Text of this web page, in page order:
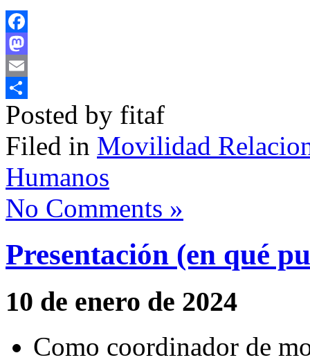
Facebook
Mastodon
Email
Compartir
Posted by fitaf
Filed in Movilidad
Humanos
No Comments »
Presentación (en qué
10 de enero de 2024
Como coordinador de